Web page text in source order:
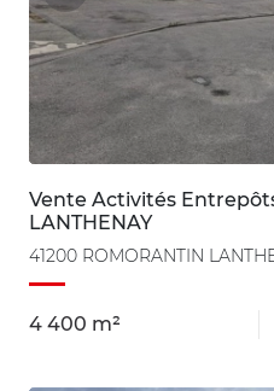
Vente Activités
LANTHENAY
41200 ROMORANTIN
4 400 m²